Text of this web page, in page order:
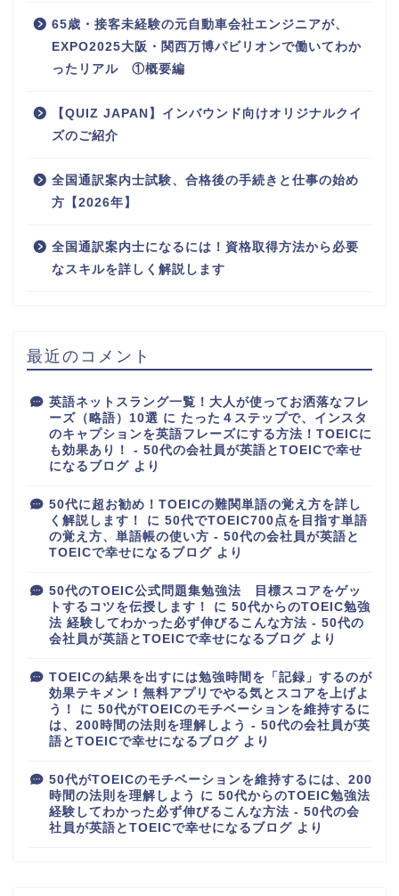
65歳・接客未経験の元自動車会社エンジニアが、
EXPO2025大阪・関西万博パビリオンで働いてわか
ったリアル ①概要編
【QUIZ JAPAN】インバウンド向けオリジナルクイ
ズのご紹介
全国通訳案内士試験、合格後の手続きと仕事の始め
方【2026年】
全国通訳案内士になるには！資格取得方法から必要
なスキルを詳しく解説します
最近のコメント
英語ネットスラング一覧！大人が使ってお洒落なフレ
ーズ（略語）10選 に たった４ステップで、インスタ
のキャプションを英語フレーズにする方法！TOEICに
も効果あり！ - 50代の会社員が英語とTOEICで幸せ
になるブログ より
50代に超お勧め！TOEICの難関単語の覚え方を詳し
く解説します！
に 50代でTOEIC700点を目指す単語
の覚え方、単語帳の使い方 - 50代の会社員が英語と
TOEICで幸せになるブログ より
50代のTOEIC公式問題集勉強法 目標スコアをゲッ
トするコツを伝授します！
に 50代からのTOEIC勉強
法 経験してわかった必ず伸びるこんな方法 - 50代の
会社員が英語とTOEICで幸せになるブログ より
TOEICの結果を出すには勉強時間を「記録」するのが
効果テキメン！無料アプリでやる気とスコアを上げよ
う！
に 50代がTOEICのモチベーションを維持するに
は、200時間の法則を理解しよう - 50代の会社員が英
語とTOEICで幸せになるブログ より
50代がTOEICのモチベーションを維持するには、200
時間の法則を理解しよう
に 50代からのTOEIC勉強法
経験してわかった必ず伸びるこんな方法 - 50代の会
社員が英語とTOEICで幸せになるブログ より